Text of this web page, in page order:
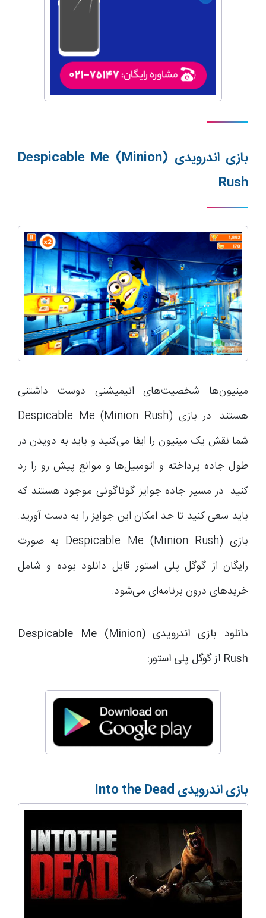
بازی اندرویدی (Despicable Me (Minion
Rush
مینیون‌ها شخصیت‌های انیمیشنی دوست داشتنی
هستند. در بازی (Despicable Me (Minion Rush
شما نقش یک مینیون را ایفا می‌کنید و باید به دویدن در
طول جاده پرداخته و اتومبیل‌ها و موانع پیش رو را رد
کنید. در مسیر جاده جوایز گوناگونی موجود هستند که
باید سعی کنید تا حد امکان این جوایز را به دست آورید.
بازی (Despicable Me (Minion Rush به صورت
رایگان از گوگل پلی استور قابل دانلود بوده و شامل
خریدهای درون برنامه‌ای می‌شود.
دانلود بازی اندرویدی (Despicable Me (Minion
Rush از گوگل پلی استور:
بازی اندرویدی Into the Dead